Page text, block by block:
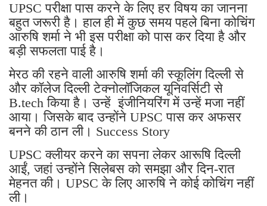
UPSC परीक्षा पास करने के लिए हर विषय का जानना
बहुत जरूरी है। हाल ही में कुछ समय पहले बिना कोचिंग
आरुषि शर्मा ने भी इस परीक्षा को पास कर दिया है और
बड़ी सफलता पाई है।
मेरठ की रहने वाली आरुषि शर्मा की स्कूलिंग दिल्ली से
और कॉलेज दिल्ली टेक्नोलॉजिकल यूनिवर्सिटी से
B.tech किया है। उन्हें इंजीनियरिंग में उन्हें मजा नहीं
आया। जिसके बाद उन्होंने UPSC पास कर अफसर
बनने की ठान ली। Success Story
UPSC क्लीयर करने का सपना लेकर आरूषि दिल्ली
आईं, जहां उन्होंने सिलेबस को समझा और दिन-रात
मेहनत की। UPSC के लिए आरुषि ने कोई कोचिंग नहीं
ली।